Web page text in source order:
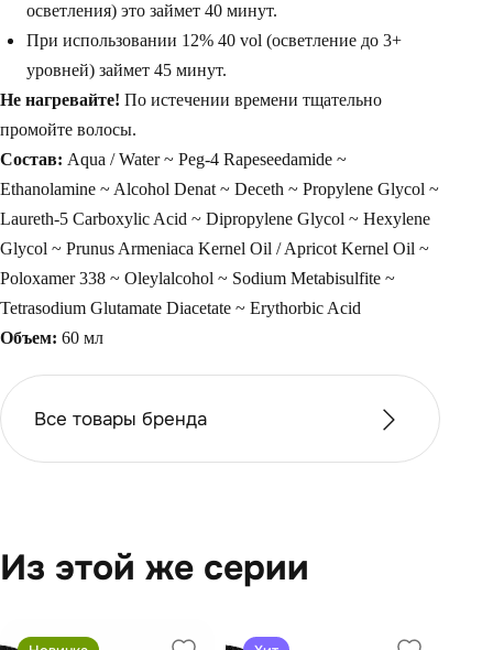
осветления) это займет 40 минут.
При использовании 12% 40 vol (осветление до 3+
уровней) займет 45 минут.
Не нагревайте! По истечении времени тщательно
промойте волосы.
Состав: Aqua / Water ~ Peg-4 Rapeseedamide ~
Ethanolamine ~ Alcohol Denat ~ Deceth ~ Propylene Glycol ~
Laureth-5 Carboxylic Acid ~ Dipropylene Glycol ~ Hexylene
Glycol ~ Prunus Armeniaca Kernel Oil / Apricot Kernel Oil ~
Poloxamer 338 ~ Oleylalcohol ~ Sodium Metabisulfite ~
Tetrasodium Glutamate Diacetate ~ Erythorbic Acid
Объем: 60 мл
Все товары бренда
Из этой же серии